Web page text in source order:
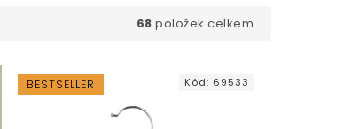
68 položek celkem
BESTSELLER Kód: 69533